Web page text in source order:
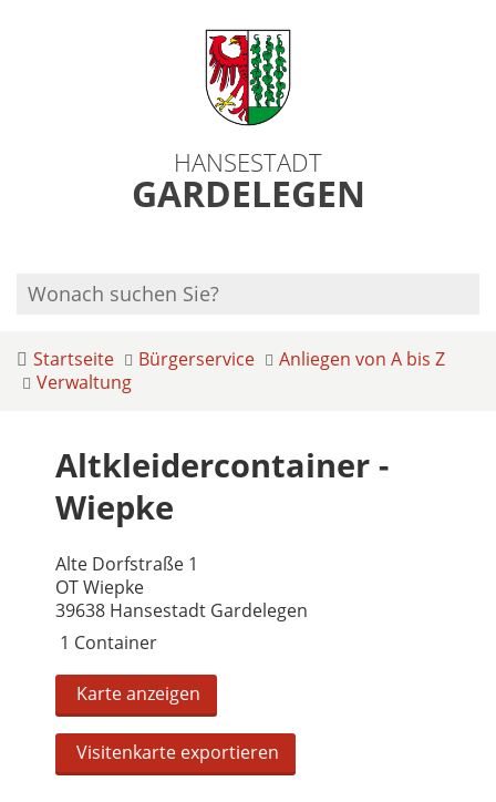
HANSESTADT
GARDELEGEN
Startseite Bürgerservice
Anliegen von A bis Z
Verwaltung
Altkleidercontainer -
Wiepke
Alte Dorfstraße 1
OT Wiepke
39638 Hansestadt Gardelegen
1 Container
Karte anzeigen
Visitenkarte exportieren